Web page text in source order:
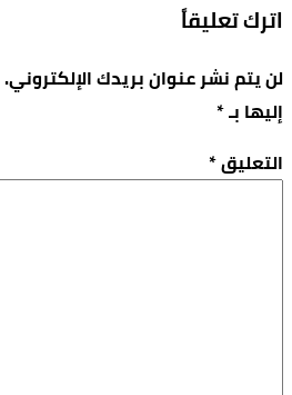
اترك تعليقاً
لن يتم نشر عنوان بريدك الإلكتروني.
إليها بـ*
التعليق*